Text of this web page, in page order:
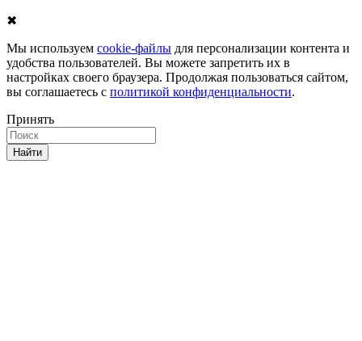
✖
Мы используем cookie-файлы для персонализации контента и
удобства пользователей. Вы можете запретить их в
настройках своего браузера. Продолжая пользоваться сайтом,
вы соглашаетесь с политикой конфиденциальности.
Принять
Найти